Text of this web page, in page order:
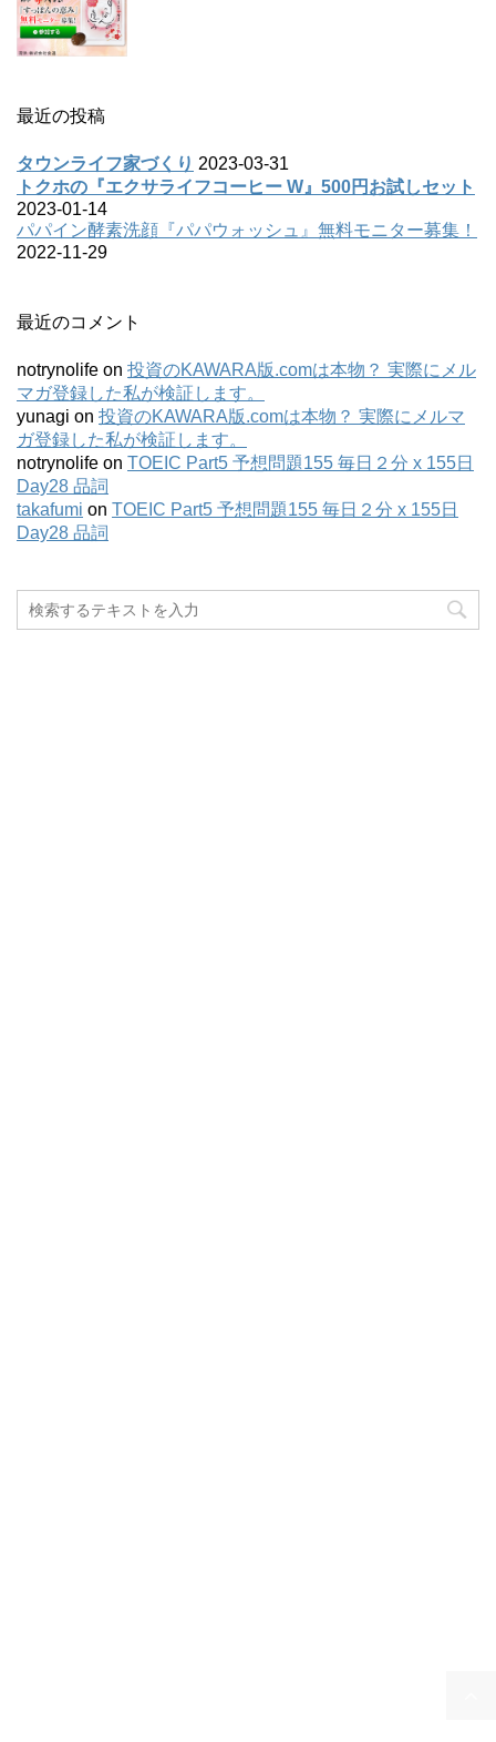
最近の投稿
タウンライフ家づくり 2023-03-31
トクホの『エクサライフコーヒー W』500円お試しセット
2023-01-14
パパイン酵素洗顔『パパウォッシュ』無料モニター募集！
2022-11-29
最近のコメント
notrynolife on 投資のKAWARA版.comは本物？ 実際にメル
マガ登録した私が検証します。
yunagi on 投資のKAWARA版.comは本物？ 実際にメルマ
ガ登録した私が検証します。
notrynolife on TOEIC Part5 予想問題155 毎日２分 x 155日
Day28 品詞
takafumi on TOEIC Part5 予想問題155 毎日２分 x 155日
Day28 品詞